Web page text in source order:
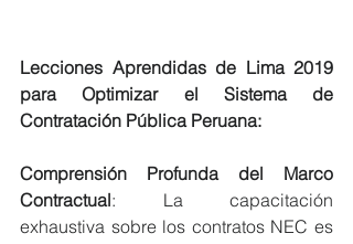
Lecciones Aprendidas de Lima 2019
para Optimizar el Sistema de
Contratación Pública Peruana:
Comprensión Profunda del Marco
Contractual: La capacitación
exhaustiva sobre los contratos NEC es